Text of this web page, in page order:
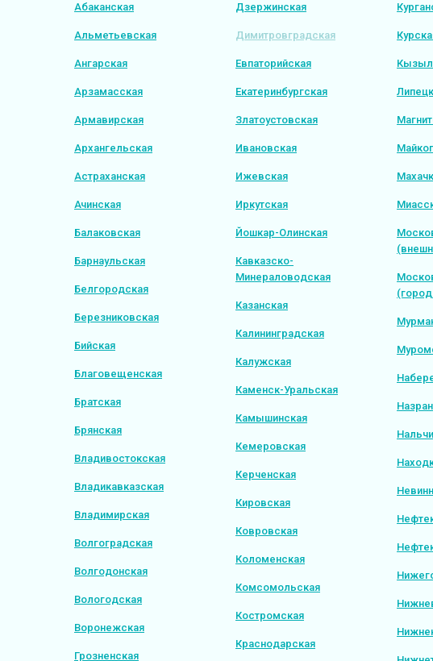
Альметьевская
Ангарская
Арзамасская
Армавирская
Архангельская
Абаканская
Ачинская
Балаковская
Барнаульская
Белгородская
Березниковская
Астраханская
Бийская
Благовещенская
Братская
Брянская
Владивостокская
Владикавказская
Владимирская
Волгоградская
Волгодонская
Вологодская
Воронежская
Грозненская
Дзержинская
Димитровградская
Евпаторийская
Екатеринбургская
Златоустовская
Ивановская
Ижевская
Иркутская
Йошкар-Олинская
Кавказско-
Минераловодская
Казанская
Калининградская
Калужская
Каменск-Уральская
Камышинская
Кемеровская
Керченская
Кировская
Ковровская
Коломенская
Комсомольская
Костромская
Краснодарская